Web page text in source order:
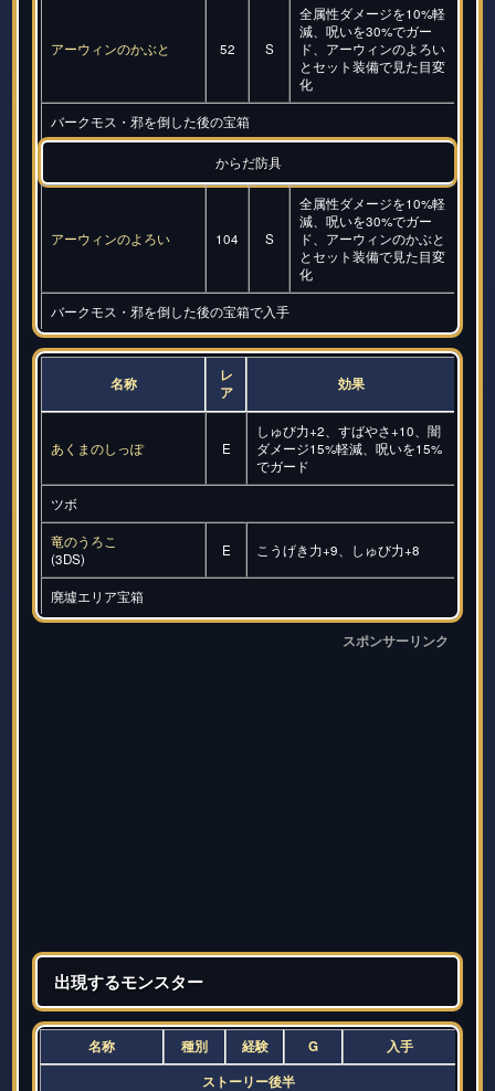
アーウィンのかぶと 52 S
全属性ダメージを10%軽
減、呪いを30%でガー
ド、アーウィンのよろい
とセット装備で見た目変
化
バークモス・邪を倒した後の宝箱
からだ防具
アーウィンのよろい 104 S
全属性ダメージを10%軽
減、呪いを30%でガー
ド、アーウィンのかぶと
とセット装備で見た目変
化
バークモス・邪を倒した後の宝箱で入手
名称
レ
ア
効果
あくまのしっぽ E
しゅび力+2、すばやさ+10、闇
ダメージ15%軽減、呪いを15%
でガード
ツボ
竜のうろこ
(3DS)
E こうげき力+9、しゅび力+8
廃墟エリア宝箱
スポンサーリンク
出現するモンスター
名称 種別 経験 G
入手
ストーリー後半